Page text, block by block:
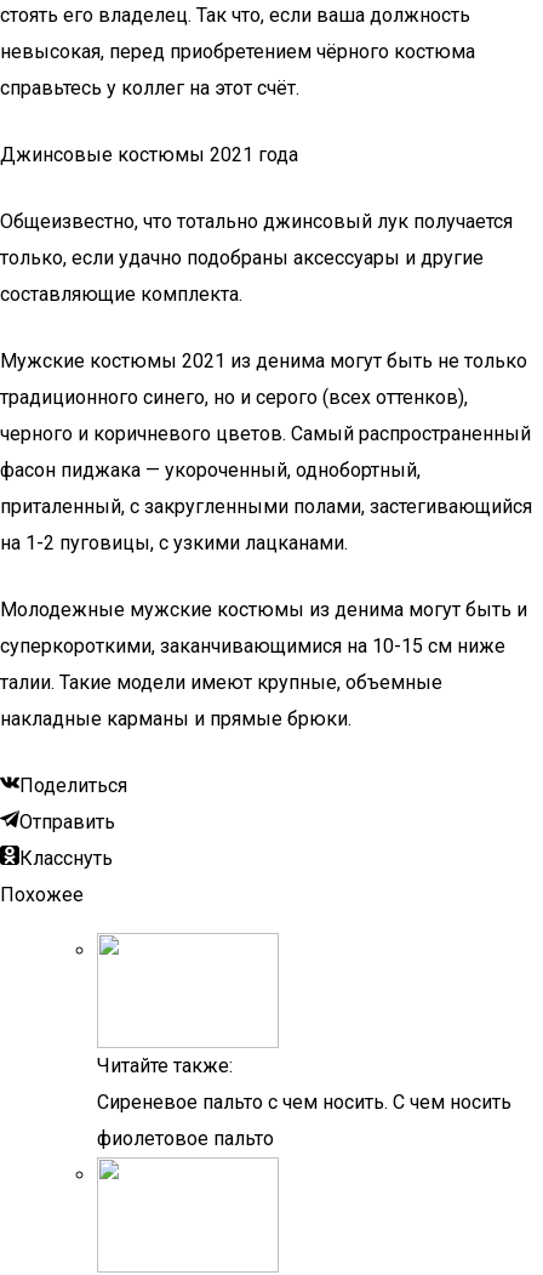
стоять его владелец. Так что, если ваша должность
невысокая, перед приобретением чёрного костюма
справьтесь у коллег на этот счёт.
Джинсовые костюмы 2021 года
Общеизвестно, что тотально джинсовый лук получается
только, если удачно подобраны аксессуары и другие
составляющие комплекта.
Мужские костюмы 2021 из денима могут быть не только
традиционного синего, но и серого (всех оттенков),
черного и коричневого цветов. Самый распространенный
фасон пиджака — укороченный, однобортный,
приталенный, с закругленными полами, застегивающийся
на 1-2 пуговицы, с узкими лацканами.
Молодежные мужские костюмы из денима могут быть и
суперкороткими, заканчивающимися на 10-15 см ниже
талии. Такие модели имеют крупные, объемные
накладные карманы и прямые брюки.
Поделиться
Отправить
Класснуть
Похожее
Читайте также:
Сиреневое пальто с чем носить. С чем носить
фиолетовое пальто